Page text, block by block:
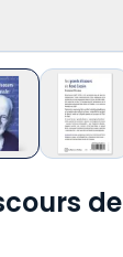
de